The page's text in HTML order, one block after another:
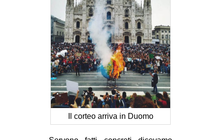
Il corteo arriva in Duomo